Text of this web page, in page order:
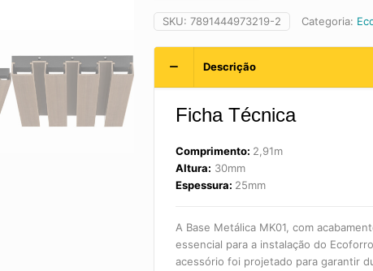
Ecoforro
MK01
|
Santa
SKU: 7891444973219-2 Categoria:
Descrição
Ficha Técnica
Comprimento: 2,91m
Altura: 30mm
Espessura: 25mm
A Base Metálica MK01, com
essencial para a instalação do
acessório foi projetado para garantir